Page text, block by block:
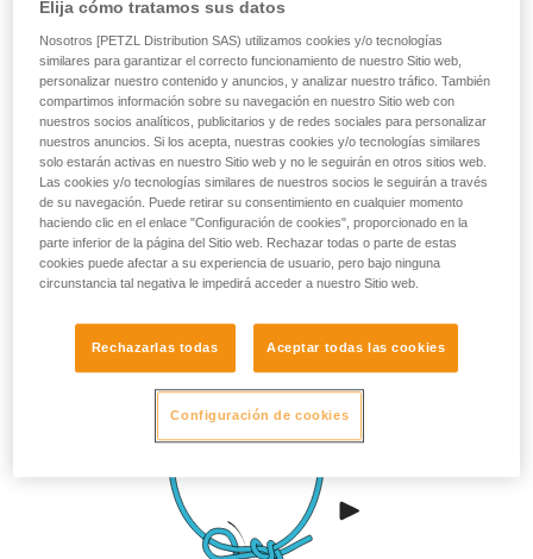
Elija cómo tratamos sus datos
Nosotros [PETZL Distribution SAS) utilizamos cookies y/o tecnologías
similares para garantizar el correcto funcionamiento de nuestro Sitio web,
personalizar nuestro contenido y anuncios, y analizar nuestro tráfico. También
compartimos información sobre su navegación en nuestro Sitio web con
nuestros socios analíticos, publicitarios y de redes sociales para personalizar
nuestros anuncios. Si los acepta, nuestras cookies y/o tecnologías similares
solo estarán activas en nuestro Sitio web y no le seguirán en otros sitios web.
Las cookies y/o tecnologías similares de nuestros socios le seguirán a través
de su navegación. Puede retirar su consentimiento en cualquier momento
haciendo clic en el enlace "Configuración de cookies", proporcionado en la
parte inferior de la página del Sitio web. Rechazar todas o parte de estas
cookies puede afectar a su experiencia de usuario, pero bajo ninguna
circunstancia tal negativa le impedirá acceder a nuestro Sitio web.
Rechazarlas todas Aceptar todas las cookies
Configuración de cookies